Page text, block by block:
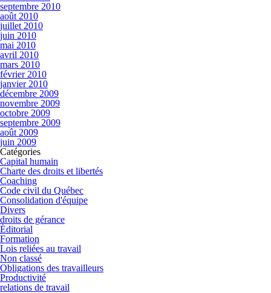
septembre 2010
août 2010
juillet 2010
juin 2010
mai 2010
avril 2010
mars 2010
février 2010
janvier 2010
décembre 2009
novembre 2009
octobre 2009
septembre 2009
août 2009
juin 2009
Catégories
Capital humain
Charte des droits et libertés
Coaching
Code civil du Québec
Consolidation d'équipe
Divers
droits de gérance
Éditorial
Formation
Lois reliées au travail
Non classé
Obligations des travailleurs
Productivité
relations de travail